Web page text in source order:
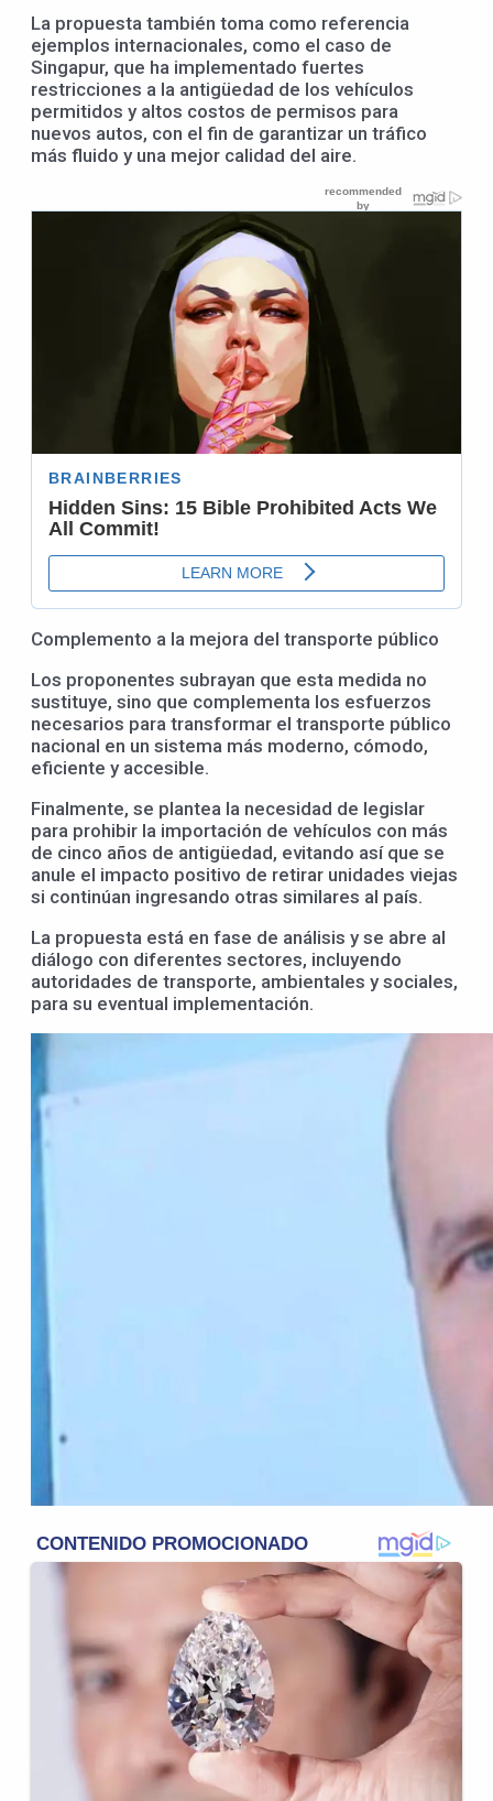
La propuesta también toma como referencia
ejemplos internacionales, como el caso de
Singapur, que ha implementado fuertes
restricciones a la antigüedad de los vehículos
permitidos y altos costos de permisos para
nuevos autos, con el fin de garantizar un tráfico
más fluido y una mejor calidad del aire.
Complemento a la mejora del transporte público
Los proponentes subrayan que esta medida no
sustituye, sino que complementa los esfuerzos
necesarios para transformar el transporte público
nacional en un sistema más moderno, cómodo,
eficiente y accesible.
Finalmente, se plantea la necesidad de legislar
para prohibir la importación de vehículos con más
de cinco años de antigüedad, evitando así que se
anule el impacto positivo de retirar unidades viejas
si continúan ingresando otras similares al país.
La propuesta está en fase de análisis y se abre al
diálogo con diferentes sectores, incluyendo
autoridades de transporte, ambientales y sociales,
para su eventual implementación.